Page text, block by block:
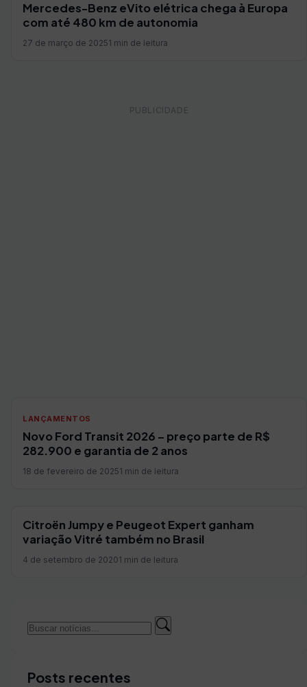
Mercedes-Benz eVito elétrica chega à Europa
com até 480 km de autonomia
27 de março de 20251 min de leitura
LANÇAMENTOS
Novo Ford Transit 2026 – preço parte de R$
282.900 e garantia de 2 anos
18 de fevereiro de 20251 min de leitura
Citroën Jumpy e Peugeot Expert ganham
variação Vitré também no Brasil
4 de setembro de 20201 min de leitura
Buscar
Buscar
Posts recentes